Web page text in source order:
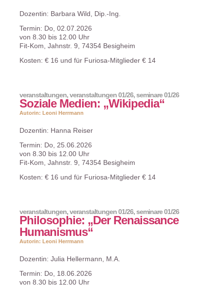
Dozentin: Barbara Wild, Dip.-Ing.
Termin: Do, 02.07.2026
von 8.30 bis 12.00 Uhr
Fit-Kom, Jahnstr. 9, 74354 Besigheim
Kosten: € 16 und für Furiosa-Mitglieder € 14
Soziale Medien: „Wikipedia“
veranstaltungen,veranstaltungen 01/26,seminare 01/26
Autorin: Leoni Herrmann
Dozentin: Hanna Reiser
Termin: Do, 25.06.2026
von 8.30 bis 12.00 Uhr
Fit-Kom, Jahnstr. 9, 74354 Besigheim
Kosten: € 16 und für Furiosa-Mitglieder € 14
Philosophie: „Der Renaissance
Humanismus“
veranstaltungen,veranstaltungen 01/26,seminare 01/26
Autorin: Leoni Herrmann
Dozentin: Julia Hellermann, M.A.
Termin: Do, 18.06.2026
von 8.30 bis 12.00 Uhr